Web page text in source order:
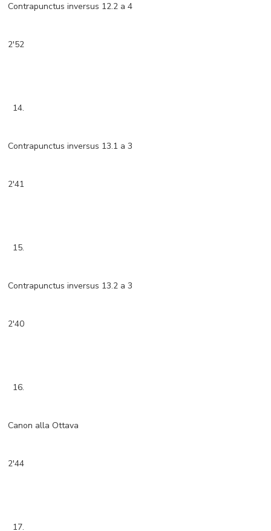
Contrapunctus inversus 12.2 a 4
2'52
14.
Contrapunctus inversus 13.1 a 3
2'41
15.
Contrapunctus inversus 13.2 a 3
2'40
16.
Canon alla Ottava
2'44
17.